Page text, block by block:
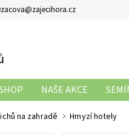
@zajecihora.cz
NAŠE AKCE
na zahradě Hmyzí hotely